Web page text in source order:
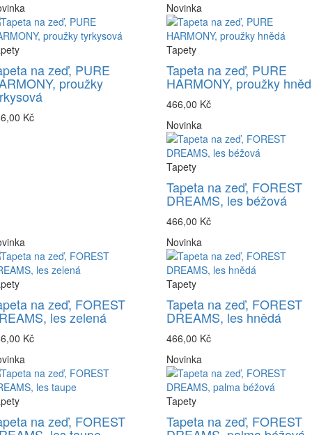
na zeď, PURE
proužky
Kč
Novinka
Tapety
Tapeta na zeď, PURE
HARMONY, proužky
466,00 Kč
Novinka
Tapety
Tapeta na zeď, FOREST
DREAMS, les béžová
466,00 Kč
na zeď, FOREST
les zelená
Kč
Novinka
Tapety
Tapeta na zeď, FOREST
DREAMS, les hnědá
466,00 Kč
na zeď, FOREST
Novinka
Tapety
Tapeta na zeď, FOREST